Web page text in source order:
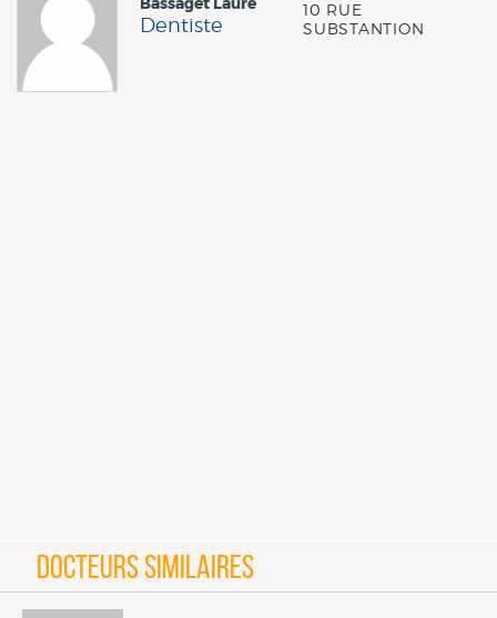
Dentiste
10 RUE
SUBSTANTION
DOCTEURS SIMILAIRES